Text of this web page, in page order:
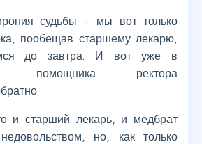
судьбы – мы вот только
пообещав старшему лекарю,
до завтра. И вот уже в
помощника ректора
и старший лекарь, и медбрат
но, как только